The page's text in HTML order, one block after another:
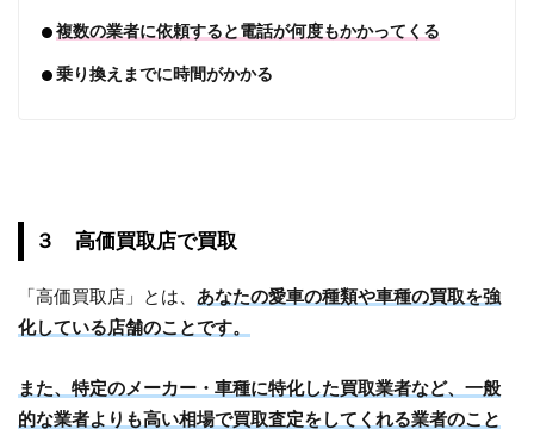
複数の業者に依頼すると電話が何度もかかってくる
乗り換えまでに時間がかかる
３ 高価買取店で買取
「高価買取店」とは、 あなたの愛車の種類や車種の買取を強
化している店舗のことです。
また、特定のメーカー・車種に特化した買取業者など、一般
的な業者よりも高い相場で買取査定をしてくれる業者のこと